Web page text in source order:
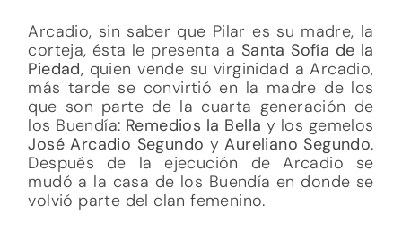
Arcadio, sin saber que Pilar es su madre, la
corteja, ésta le presenta a Santa Sofía de la
Piedad, quien vende su virginidad a Arcadio,
más tarde se convirtió en la madre de los
que son parte de la cuarta generación de
los Buendía: Remedios la Bella y los gemelos
José Arcadio Segundo yAureliano Segundo.
Después de la ejecución de Arcadio se
mudó a la casa de los Buendía en donde se
volvió parte del clan femenino.